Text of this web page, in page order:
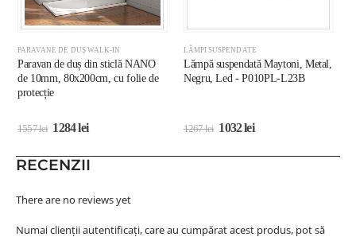
PARAVANE DE DUȘ WALK-IN
Paravan de duș din sticlă NANO
de 10mm, 80x200cm, cu folie de
protecție
1557lei 1284lei
LĂMPI SUSPENDATE
Lămpă suspendată Maytoni, Metal,
Negru, Led - P010PL-L23B
1267lei 1032lei
RECENZII
There are no reviews yet
Numai clienții autentificați, care au cumpărat acest produs, pot să